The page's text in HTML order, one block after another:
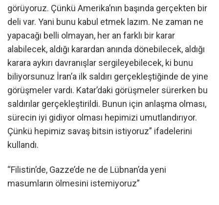
görüyoruz. Çünkü Amerika’nın başında gerçekten bir
deli var. Yani bunu kabul etmek lazım. Ne zaman ne
yapacağı belli olmayan, her an farklı bir karar
alabilecek, aldığı karardan anında dönebilecek, aldığı
karara aykırı davranışlar sergileyebilecek, ki bunu
biliyorsunuz İran’a ilk saldırı gerçekleştiğinde de yine
görüşmeler vardı. Katar’daki görüşmeler sürerken bu
saldırılar gerçekleştirildi. Bunun için anlaşma olması,
sürecin iyi gidiyor olması hepimizi umutlandırıyor.
Çünkü hepimiz savaş bitsin istiyoruz” ifadelerini
kullandı.
“Filistin’de, Gazze’de ne de Lübnan’da yeni
masumların ölmesini istemiyoruz”